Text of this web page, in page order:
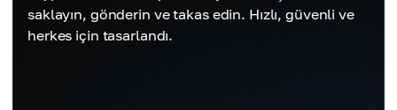
saklayın, gönderin ve takas edin. Hızlı, güvenli ve
herkes için tasarlandı.